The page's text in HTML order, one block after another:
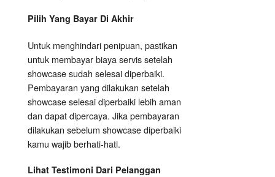
Pilih Yang Bayar Di Akhir
Untuk menghindari penipuan, pastikan
untuk membayar biaya servis setelah
showcase sudah selesai diperbaiki.
Pembayaran yang dilakukan setelah
showcase selesai diperbaiki lebih aman
dan dapat dipercaya. Jika pembayaran
dilakukan sebelum showcase diperbaiki
kamu wajib berhati-hati.
Lihat Testimoni Dari Pelanggan